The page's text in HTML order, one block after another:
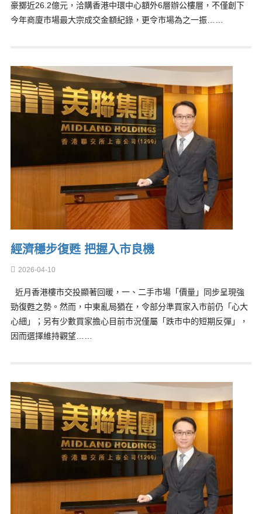
豪擲近26.2億元，洽購香港中環中心額外6層辦公樓層，不僅創下
今年商廈市場最大宗成交金額紀錄，更令市場為之一振……
經濟穩步復甦 把握入市良機
2026-04-10
近月香港樓市交投顯著回暖，一、二手市場「價量」同步呈現強
勁復甦之勢。然而，中東亂局猶在，令部分準買家入市前仍「心大
心細」；另有少數買家擔心目前市況僅屬「跌市中的短期反彈」，
因而選擇維持觀望……